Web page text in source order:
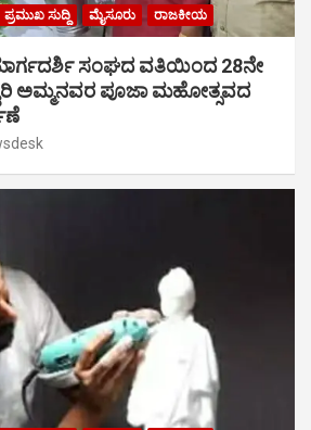
ಪ್ರಮುಖ ಸುದ್ದಿ ಮೈಸೂರು ರಾಜಕೀಯ
ಸಂಘದ ವತಿಯಿಂದ 28ನೇ
ಅಮ್ಮನವರ ಪೂಜಾ ಮಹೋತ್ಸವದ